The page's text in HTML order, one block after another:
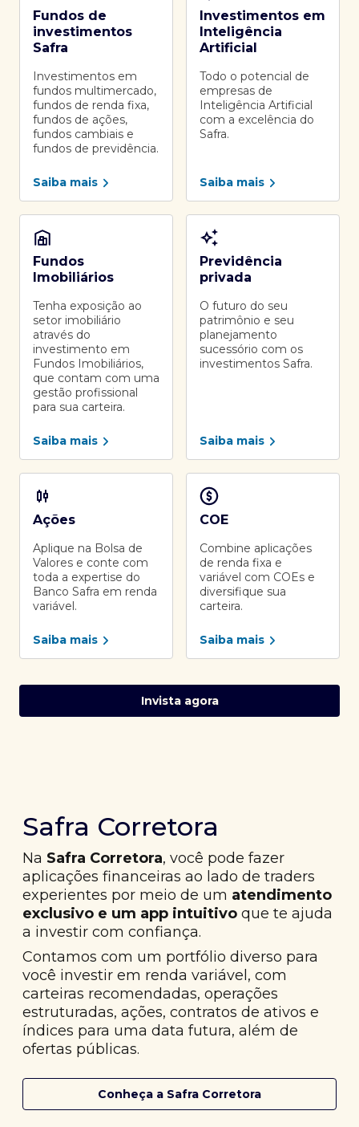
Fundos de
investimentos
Safra
Investimentos em
fundos multimercado,
fundos de renda fixa,
fundos de ações,
fundos cambiais e
fundos de previdência.
Saiba mais
Investimentos em
Inteligência
Artificial
Todo o potencial de
empresas de
Inteligência Artificial
com a excelência do
Safra.
Saiba mais
Fundos
Imobiliários
Tenha exposição ao
setor imobiliário
através do
investimento em
Fundos Imobiliários,
que contam com uma
gestão profissional
para sua carteira.
Saiba mais
Previdência
privada
O futuro do seu
patrimônio e seu
planejamento
sucessório com os
investimentos Safra.
Saiba mais
Ações
Aplique na Bolsa de
Valores e conte com
toda a expertise do
Banco Safra em renda
variável.
Saiba mais
COE
Combine aplicações
de renda fixa e
variável com COEs e
diversifique sua
carteira.
Saiba mais
Invista agora
Safra Corretora
Na Safra Corretora, você pode fazer
aplicações financeiras ao lado de traders
experientes por meio de um atendimento
exclusivo e um app intuitivo que te ajuda
a investir com confiança.
Contamos com um portfólio diverso para
você investir em renda variável, com
carteiras recomendadas, operações
estruturadas, ações, contratos de ativos e
índices para uma data futura, além de
ofertas públicas.
Conheça a Safra Corretora